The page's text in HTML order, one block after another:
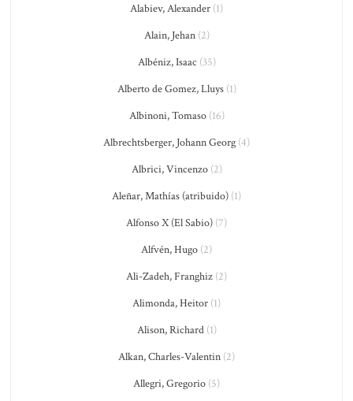
Alabiev, Alexander (1)
Alain, Jehan(2)
Albéniz, Isaac (35)
Alberto de Gomez, Lluys(1)
Albinoni, Tomaso(16)
Albrechtsberger, Johann Georg (4)
Albrici, Vincenzo(2)
Aleñar, Mathías (atribuido) (1)
Alfonso X (El Sabio) (7)
Alfvén, Hugo (2)
Ali-Zadeh, Franghiz (2)
Alimonda, Heitor (1)
Alison, Richard(1)
Alkan, Charles-Valentin (2)
Allegri, Gregorio (5)